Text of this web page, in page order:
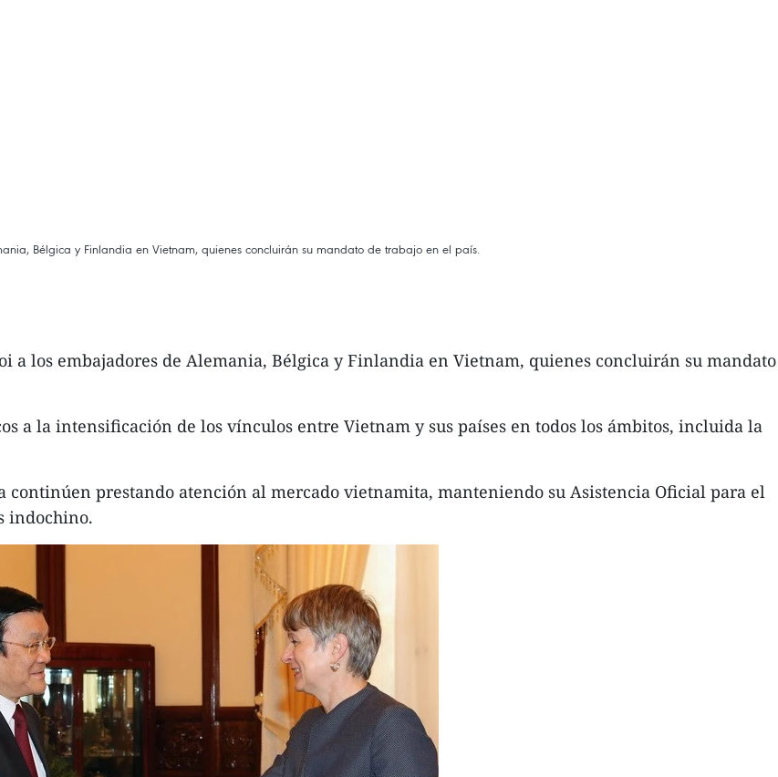
Bélgica y Finlandia en Vietnam, quienes concluirán su mandato de trabajo en el país.
a los embajadores de Alemania, Bélgica y Finlandia en Vietnam, quienes concluirán su mandato
a la intensificación de los vínculos entre Vietnam y sus países en todos los ámbitos, incluida la
continúen prestando atención al mercado vietnamita, manteniendo su Asistencia Oficial para el
indochino.